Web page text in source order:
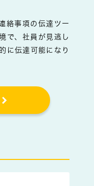
絡事項の伝達ツー
で、社員が見逃し
に伝達可能になり